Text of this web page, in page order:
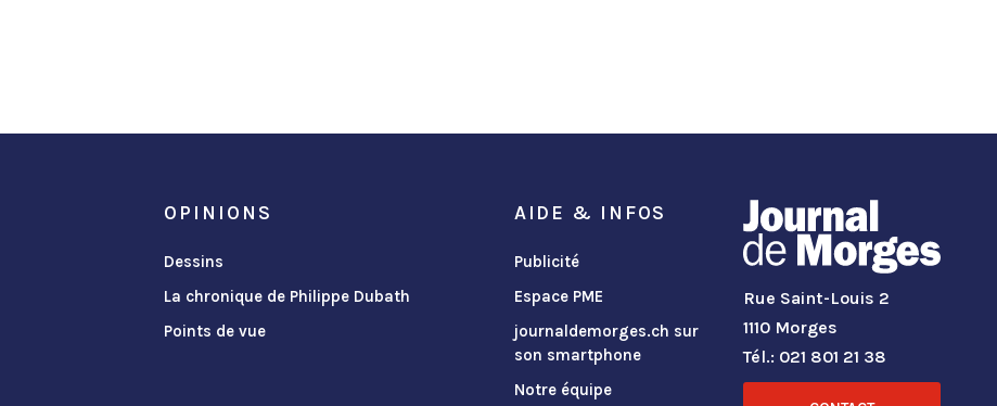
OPINIONS
Dessins
La chronique de Philippe Dubath
Points de vue
AIDE & INFOS
Publicité
Espace PME
journaldemorges.ch sur
son smartphone
Notre équipe
Rue Saint-Louis 2
1110 Morges
Tél.: 021 801 21 38